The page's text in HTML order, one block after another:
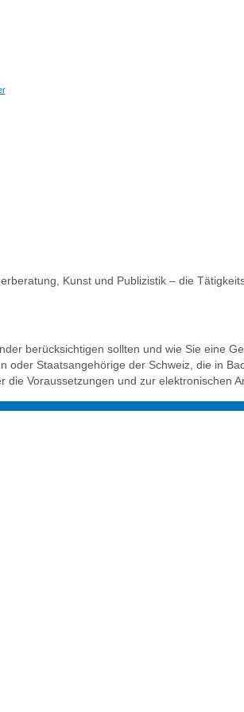
Kunst und Publizistik – die
berücksichtigen sollten und wie Sie eine
oder Staatsangehörige der Schweiz, die in
die Voraussetzungen und zur elektronischen